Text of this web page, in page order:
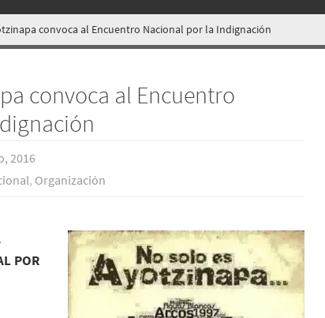
convoca al Encuentro Nacional por la Indignación
convoca al Encuentro
2016
, Organización
POR